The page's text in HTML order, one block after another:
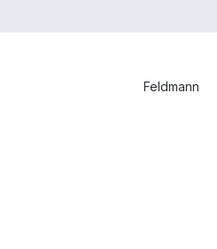
Feldmann